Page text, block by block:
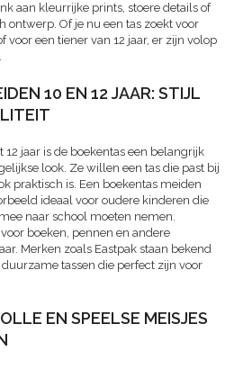
aan kleurrijke prints, stoere details of
ontwerp. Of je nu een tas zoekt voor
voor een tiener van 12 jaar, er zijn volop
10 EN 12 JAAR: STIJL
12 jaar is de boekentas een belangrijk
look. Ze willen een tas die past bij
praktisch is. Een boekentas meiden
ideaal voor oudere kinderen die
naar school moeten nemen.
boeken, pennen en andere
Merken zoals Eastpak staan bekend
tassen die perfect zijn voor
EN SPEELSE MEISJES